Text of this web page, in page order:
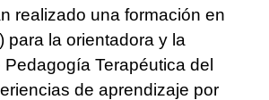
realizado una formación en
) para la orientadora y la
Terapéutica del
de aprendizaje por